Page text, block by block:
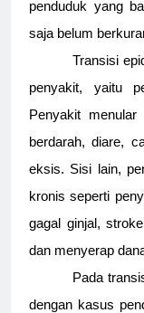
penduduk yang
saja belum
Transisi
penyakit, yaitu
Penyakit
berdarah, diare,
eksis. Sisi lain,
kronis seperti
gagal ginjal,
dan menyerap
Pada
dengan kasus